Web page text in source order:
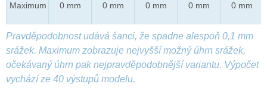
Maximum 0 mm 0 mm 0 mm 0 mm 0 mm
Pravděpodobnost udává šanci, že spadne alespoň 0,1 mm
srážek. Maximum zobrazuje nejvyšší možný úhrn srážek,
očekávaný úhrn pak nejpravděpodobnější variantu. Výpočet
vychází ze 40 výstupů modelu.